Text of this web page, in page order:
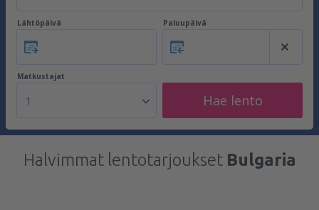
Lähtöpäivä Paluupäivä
Matkustajat
1 Hae lento
Halvimmat lentotarjoukset Bulgaria